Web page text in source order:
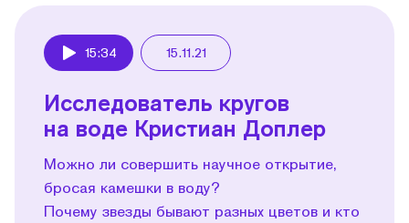
15:34 15.11.21
Исследователь кругов
на воде Кристиан Доплер
Можно ли совершить научное открытие,
бросая камешки в воду?
Почему звезды бывают разных цветов и кто